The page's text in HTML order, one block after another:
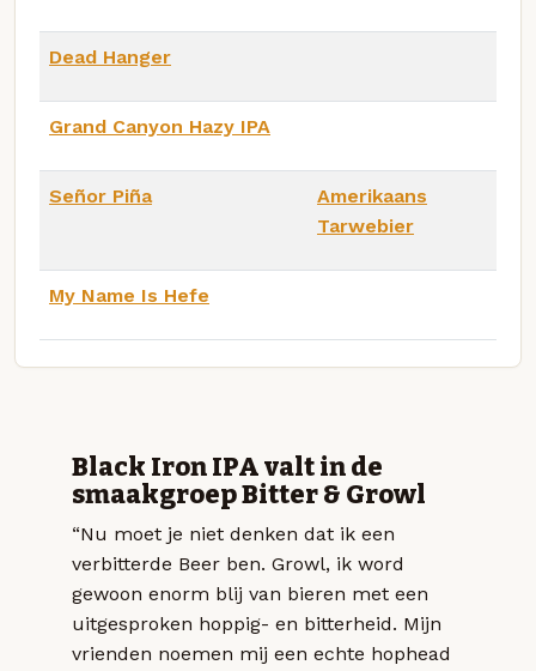
Dead Hanger
Grand Canyon Hazy IPA
Señor Piña
Amerikaans
Tarwebier
My Name Is Hefe
Black Iron IPA valt in de
smaakgroep Bitter & Growl
“Nu moet je niet denken dat ik een
verbitterde Beer ben. Growl, ik word
gewoon enorm blij van bieren met een
uitgesproken hoppig- en bitterheid. Mijn
vrienden noemen mij een echte hophead